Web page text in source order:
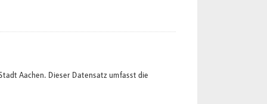
Aachen. Dieser Datensatz umfasst die